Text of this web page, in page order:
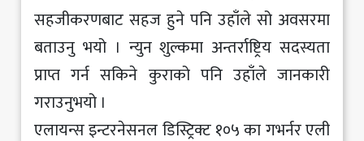
सहजीकरणबाट सहज हुने पनि उहाँले सो अवसरमा
बताउनु भयो । न्युन शुल्कमा अन्तर्राष्ट्रिय सदस्यता
प्राप्त गर्न सकिने कुराको पनि उहाँले जानकारी
गराउनुभयो ।
एलायन्स इन्टरनेसनल डिस्ट्रिक्ट १०५ का गभर्नर एली